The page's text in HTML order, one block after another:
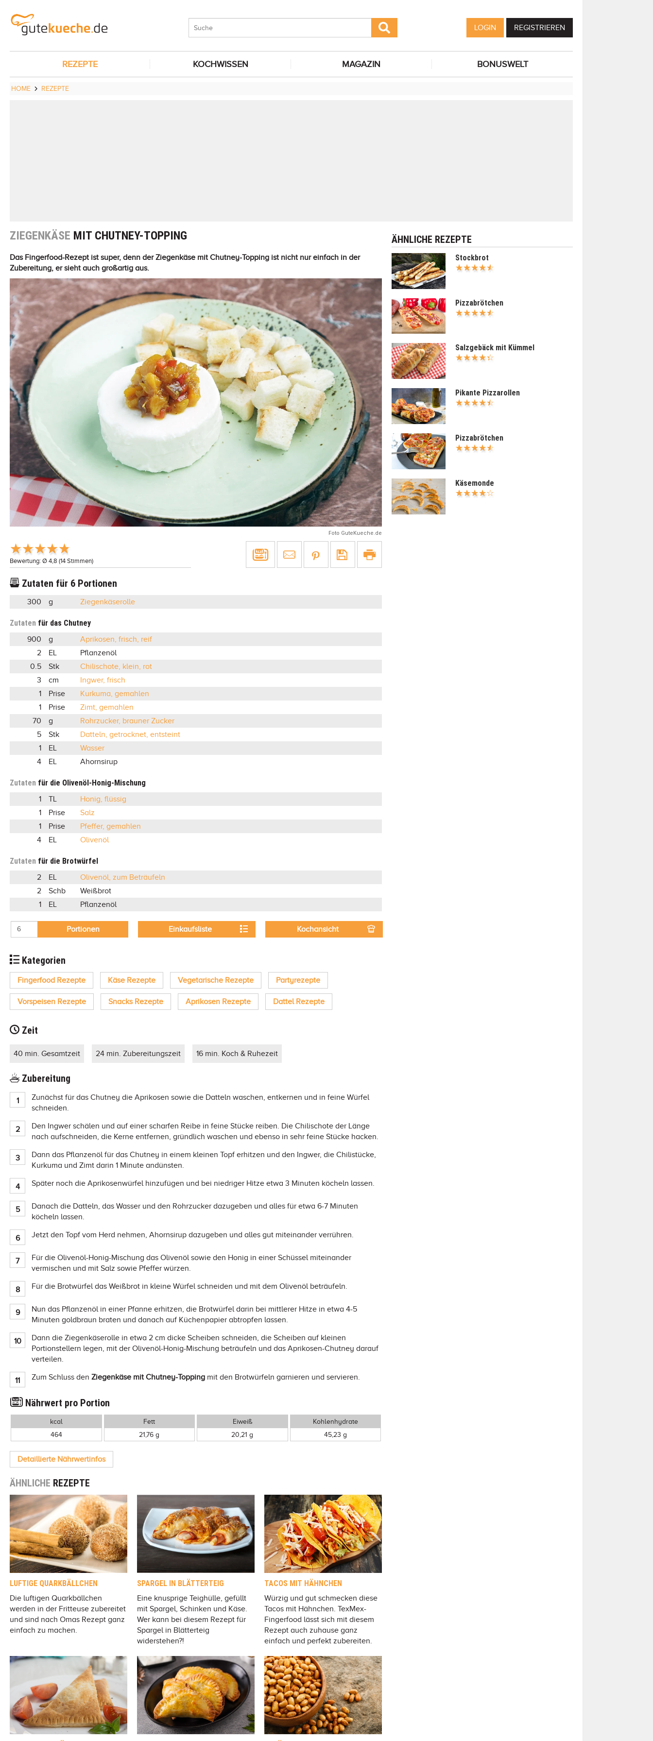
LOGIN REGISTRIEREN
REZEPTE KOCHWISSEN MAGAZIN BONUSWELT
HOME REZEPTE
ZIEGENKÄSE MIT CHUTNEY-TOPPING
Das Fingerfood-Rezept ist super, denn der Ziegenkäse mit Chutney-Topping ist nicht nur einfach in der
Zubereitung, er sieht auch großartig aus.
Foto GuteKueche.de
Bewertung: Ø 4,8 (14 Stimmen)
Zutaten für 6 Portionen
300 g Ziegenkäserolle
Zutaten für das Chutney
900 g
Aprikosen, frisch, reif
2
EL
Pflanzenöl
0.5
Stk
Chilischote, klein, rot
3
cm
Ingwer, frisch
1
Prise
Kurkuma, gemahlen
1
Prise
Zimt, gemahlen
70
g
Rohrzucker, brauner Zucker
5
Stk
Datteln, getrocknet, entsteint
1
EL
Wasser
4
EL Ahornsirup
Zutaten für die Olivenöl-Honig-Mischung
1 TL
Honig, flüssig
1
Prise
Salz
1
Prise
Pfeffer, gemahlen
4
EL Olivenöl
Zutaten für die Brotwürfel
2 EL
Olivenöl, zum Beträufeln
2
Schb
Weißbrot
1
EL Pflanzenöl
Portionen Einkaufsliste Kochansicht
Kategorien
Fingerfood Rezepte Käse Rezepte Vegetarische Rezepte Partyrezepte
Vorspeisen Rezepte Snacks Rezepte Aprikosen Rezepte Dattel Rezepte
Zeit
40 min. Gesamtzeit 24 min. Zubereitungszeit 16 min. Koch & Ruhezeit
Zubereitung
Zunächst für das Chutney die Aprikosen sowie die Datteln waschen, entkernen und in feine Würfel
schneiden.
Den Ingwer schälen und auf einer scharfen Reibe in feine Stücke reiben. Die Chilischote der Länge
nach aufschneiden, die Kerne entfernen, gründlich waschen und ebenso in sehr feine Stücke hacken.
Dann das Pflanzenöl für das Chutney in einem kleinen Topf erhitzen und den Ingwer, die Chilistücke,
Kurkuma und Zimt darin 1 Minute andünsten.
Später noch die Aprikosenwürfel hinzufügen und bei niedriger Hitze etwa 3 Minuten köcheln lassen.
Danach die Datteln, das Wasser und den Rohrzucker dazugeben und alles für etwa 6-7 Minuten
köcheln lassen.
Jetzt den Topf vom Herd nehmen, Ahornsirup dazugeben und alles gut miteinander verrühren.
Für die Olivenöl-Honig-Mischung das Olivenöl sowie den Honig in einer Schüssel miteinander
vermischen und mit Salz sowie Pfeffer würzen.
Für die Brotwürfel das Weißbrot in kleine Würfel schneiden und mit dem Olivenöl beträufeln.
Nun das Pflanzenöl in einer Pfanne erhitzen, die Brotwürfel darin bei mittlerer Hitze in etwa 4-5
Minuten goldbraun braten und danach auf Küchenpapier abtropfen lassen.
Dann die Ziegenkäserolle in etwa 2 cm dicke Scheiben schneiden, die Scheiben auf kleinen
Portionstellern legen, mit der Olivenöl-Honig-Mischung beträufeln und das Aprikosen-Chutney darauf
verteilen.
Zum Schluss den Ziegenkäse mit Chutney-Topping mit den Brotwürfeln garnieren und servieren.
Nährwert pro Portion
kcal
464
Fett
21,76 g
Eiweiß
20,21 g
Kohlenhydrate
45,23 g
Detaillierte Nährwertinfos
ÄHNLICHE REZEPTE
LUFTIGE QUARKBÄLLCHEN
Die luftigen Quarkbällchen
werden in der Fritteuse zubereitet
und sind nach Omas Rezept ganz
einfach zu machen.
SPARGEL IN BLÄTTERTEIG
Eine knusprige Teighülle, gefüllt
mit Spargel, Schinken und Käse.
Wer kann bei diesem Rezept für
Spargel in Blätterteig
widerstehen?!
TACOS MIT HÄHNCHEN
Würzig und gut schmecken diese
Tacos mit Hähnchen. TexMex-
Fingerfood lässt sich mit diesem
Rezept auch zuhause ganz
einfach und perfekt zubereiten.
ÄHNLICHE REZEPTE
Stockbrot
Pizzabrötchen
Salzgebäck mit Kümmel
Pikante Pizzarollen
Pizzabrötchen
Käsemonde